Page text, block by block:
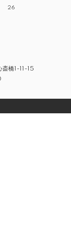
26
橋1-11-15